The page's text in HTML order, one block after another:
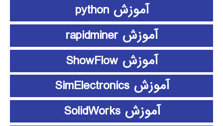
آموزش python
آموزش rapidminer
آموزش ShowFlow
آموزش SimElectronics
آموزش SolidWorks